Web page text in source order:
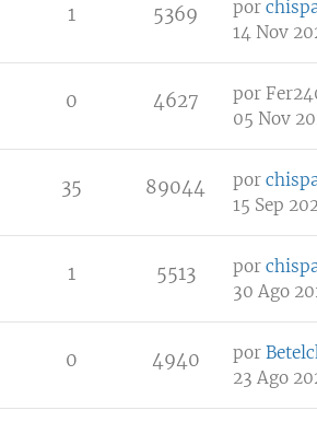
1 5369 por
14 Nov
0 4627 por
05 Nov
35 89044 por
15 Sep
1 5513 por
30 Ago
0 4940 por
23 Ago